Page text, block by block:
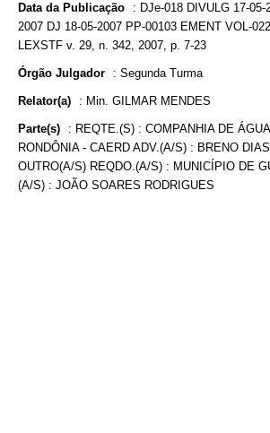
Data da Publicação : DJe-018 DIVULG 17-
2007 DJ 18-05-2007 PP-00103 EMENT VOL-
LEXSTF v. 29, n. 342, 2007, p. 7-23
Órgão Julgador : Segunda Turma
Relator(a) : Min. GILMAR MENDES
Parte(s) : REQTE.(S) : COMPANHIA DE
RONDÔNIA - CAERD ADV.(A/S) : BRENO
OUTRO(A/S) REQDO.(A/S) : MUNICÍPIO DE
(A/S) : JOÃO SOARES RODRIGUES